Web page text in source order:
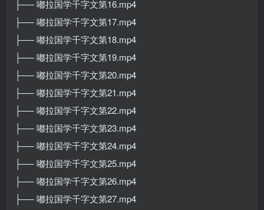
├── 嘟拉国学千字文第16.mp4
├── 嘟拉国学千字文第17.mp4
├── 嘟拉国学千字文第18.mp4
├── 嘟拉国学千字文第19.mp4
├── 嘟拉国学千字文第20.mp4
├── 嘟拉国学千字文第21.mp4
├── 嘟拉国学千字文第22.mp4
├── 嘟拉国学千字文第23.mp4
├── 嘟拉国学千字文第24.mp4
├── 嘟拉国学千字文第25.mp4
├── 嘟拉国学千字文第26.mp4
├── 嘟拉国学千字文第27.mp4